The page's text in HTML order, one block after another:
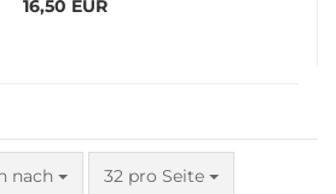
16,50 EUR
nach
nach 32 pro Seite
pro Seite